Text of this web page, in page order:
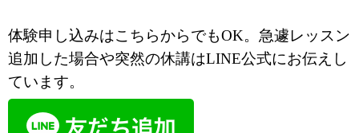
体験申し込みはこちらからでもOK。急遽レッスン
追加した場合や突然の休講はLINE公式にお伝えし
ています。